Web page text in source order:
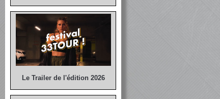
Le Trailer de l'édition 2026